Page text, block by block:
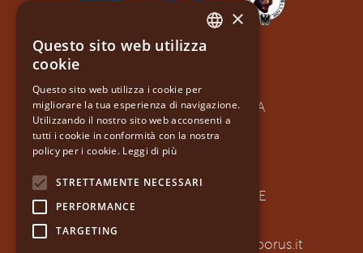
VIA GIRFALCO 26
61029 URBINO PU - ITALIA
PI: 03165720966
SDI: 5RUO82D
TRA ROMAGNA E MARCHE
TEL 0722345141
info@mecenatedellosteoborus.it
×
Questo sito web utilizza
cookie
Questo sito web utilizza i cookie per
migliorare la tua esperienza di navigazione.
Utilizzando il nostro sito web acconsenti a
tutti i cookie in conformità con la nostra
policy per i cookie. Leggi di più
STRETTAMENTE NECESSARI
PERFORMANCE
TARGETING